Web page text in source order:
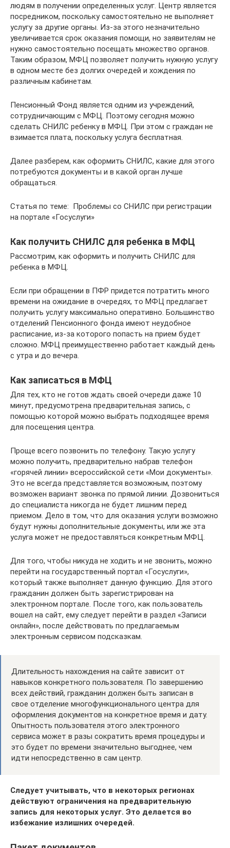
людям в получении определенных услуг. Центр является
посредником, поскольку самостоятельно не выполняет
услугу за другие органы. Из-за этого незначительно
увеличивается срок оказания помощи, но заявителям не
нужно самостоятельно посещать множество органов.
Таким образом, МФЦ позволяет получить нужную услугу
в одном месте без долгих очередей и хождения по
различным кабинетам.
Пенсионный Фонд является одним из учреждений,
сотрудничающим с МФЦ. Поэтому сегодня можно
сделать СНИЛС ребенку в МФЦ. При этом с граждан не
взимается плата, поскольку услуга бесплатная.
Далее разберем, как оформить СНИЛС, какие для этого
потребуются документы и в какой орган лучше
обращаться.
Статья по теме: Проблемы со СНИЛС при регистрации
на портале «Госуслуги»
Как получить СНИЛС для ребенка в МФЦ
Рассмотрим, как оформить и получить СНИЛС для
ребенка в МФЦ.
Если при обращении в ПФР придется потратить много
времени на ожидание в очередях, то МФЦ предлагает
получить услугу максимально оперативно. Большинство
отделений Пенсионного фонда имеют неудобное
расписание, из-за которого попасть на прием будет
сложно. МФЦ преимущественно работает каждый день
с утра и до вечера.
Как записаться в МФЦ
Для тех, кто не готов ждать своей очереди даже 10
минут, предусмотрена предварительная запись, с
помощью которой можно выбрать подходящее время
для посещения центра.
Проще всего позвонить по телефону. Такую услугу
можно получить, предварительно набрав телефон
«горячей линии» всероссийской сети «Мои документы».
Это не всегда представляется возможным, поэтому
возможен вариант звонка по прямой линии. Дозвониться
до специалиста никогда не будет лишним перед
приемом. Дело в том, что для оказания услуги возможно
будут нужны дополнительные документы, или же эта
услуга может не предоставляться конкретным МФЦ.
Для того, чтобы никуда не ходить и не звонить, можно
перейти на государственный портал «Госуслуги»,
который также выполняет данную функцию. Для этого
гражданин должен быть зарегистрирован на
электронном портале. После того, как пользователь
вошел на сайт, ему следует перейти в раздел «Записи
онлайн», после действовать по предлагаемым
электронным сервисом подсказкам.
Длительность нахождения на сайте зависит от
навыков конкретного пользователя. По завершению
всех действий, гражданин должен быть записан в
свое отделение многофункционального центра для
оформления документов на конкретное время и дату.
Опытность пользователя этого электронного
сервиса может в разы сократить время процедуры и
это будет по времени значительно выгоднее, чем
идти непосредственно в сам центр.
Следует учитывать, что в некоторых регионах
действуют ограничения на предварительную
запись для некоторых услуг. Это делается во
избежание излишних очередей.